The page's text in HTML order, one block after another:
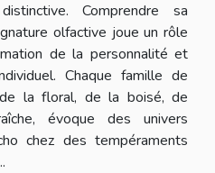
Comprendre sa
olfactive joue un rôle
de la personnalité et
Chaque famille de
de la floral, de la boisé, de
évoque des univers
chez des tempéraments